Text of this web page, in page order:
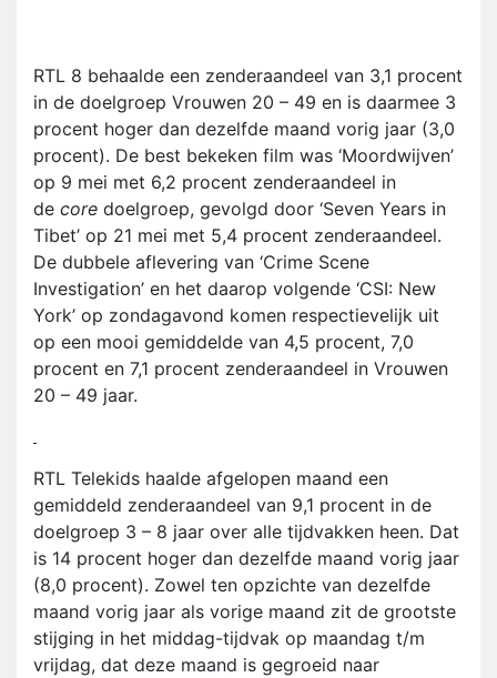
RTL 8 behaalde een zenderaandeel van 3,1 procent
in de doelgroep Vrouwen 20 – 49 en is daarmee 3
procent hoger dan dezelfde maand vorig jaar (3,0
procent). De best bekeken film was ‘Moordwijven’
op 9 mei met 6,2 procent zenderaandeel in
de core doelgroep, gevolgd door ‘Seven Years in
Tibet’ op 21 mei met 5,4 procent zenderaandeel.
De dubbele aflevering van ‘Crime Scene
Investigation’ en het daarop volgende ‘CSI: New
York’ op zondagavond komen respectievelijk uit
op een mooi gemiddelde van 4,5 procent, 7,0
procent en 7,1 procent zenderaandeel in Vrouwen
20 – 49 jaar.
RTL Telekids haalde afgelopen maand een
gemiddeld zenderaandeel van 9,1 procent in de
doelgroep 3 – 8 jaar over alle tijdvakken heen. Dat
is 14 procent hoger dan dezelfde maand vorig jaar
(8,0 procent). Zowel ten opzichte van dezelfde
maand vorig jaar als vorige maand zit de grootste
stijging in het middag-tijdvak op maandag t/m
vrijdag, dat deze maand is gegroeid naar